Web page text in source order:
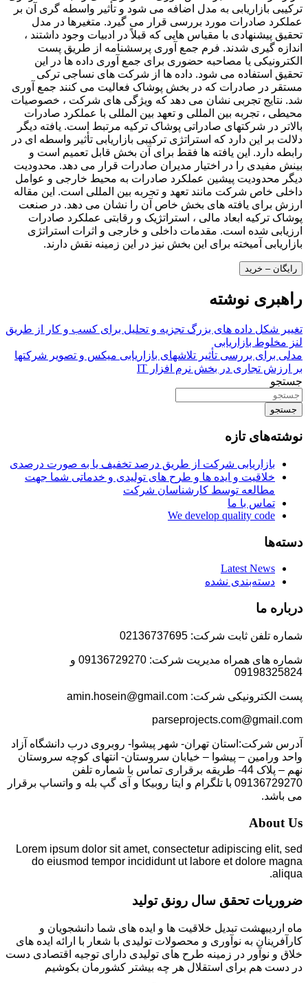
ترکیبی بازاریابی به مدل اضافه می شود و تأثیر واسطه گری آن بر
عملکرد صادرات مورد بررسی قرار می گیرد. متغیرها در مدل
تحقیق پیشنهادی با مقیاس هایی که قبلاً در ادبیات وجود داشتند ،
اندازه گیری شدند. فرم جمع آوری پرسشنامه از طریق پست
الکترونیکی یا مصاحبه حضوری برای جمع آوری داده ها در این
تحقیق استفاده می شود. داده ها از شرکت های نساجی ترکی
مستقر در صادرات که در بخش پوشاک فعالیت می کنند جمع آوری
شد. نتایج تجربی نشان می دهد که ویژگی های شرکت ، خصوصیات
محیطی ، تجربه بین المللی و تعهد بین المللی با عملکرد صادرات
بالاتر در شرکتهای صادراتی پوشاک ترکیه مرتبط است. یافته دیگر
دلالت بر این دارد که استراتژی ترکیبی بازاریابی تأثیر واسطه ای در
رابطه دارد. این یافته ها فقط برای آن بخش قابل تعمیم است و
بینش مفیدی را در اختیار مدیران صادرات قرار می دهد. محدودیت
دیگر محدودیت پیشین عملکرد صادرات به محیط خارجی و عوامل
داخلی خاص شرکت مانند تعهد و تجربه بین المللی است. این مقاله
ارزش برای یافته های بخش خاص آن را نشان می دهد. در صنعت
پوشاک ترکیه ابعاد مالی ، استراتژیک و رقابتی عملکرد صادرات
ارزیابی شده است. مقدمات داخلی و خارجی و اثرات استراتژی
بازاریابی آمیخته برای این بخش نیز در این زمینه نقش دارند.
رایگان – خرید
راهبری نوشته
تغییر شکل داده های بزرگ تجزیه و تحلیل برای کسب و کار از طریق
لنز مخلوط بازاریابی
مدلی برای بررسی تأثیر تلاشهای بازاریابی میکس و تصویر شرکتها
بر ارزش تجاری در بخش نرم افزار IT
جستجو
جستجو
نوشته‌های تازه
بازاریابی شرکت از طریق درصد تخفیف یا به صورت درصدی
خلاقیت و ایده ها و طرح های تولیدی و خدماتی شما جهت
مطالعه توسط کارشناسان شرکت
تماس با ما
We develop quality code
دسته‌ها
Latest News
دسته‌بندی نشده
درباره ما
شماره تلفن ثابت شرکت: 02136737695
شماره های همراه مدیریت شرکت: 09136729270 و
09198325824
پست الکترونیکی شرکت: amin.hosein@gmail.com
parseprojects.com@gmail.com
آدرس شرکت:استان تهران- شهر پیشوا- روبروی درب دانشگاه آزاد
واحد ورامین – پیشوا – خیابان سروستان- انتهای کوچه سروستان
نهم – پلاک 44- طریقه برقراری تماس با شماره تلفن
09136729270 با تلگرام و ایتا روبیکا و آی گپ بله و واتساپ برقرار
می باشد.
About Us
Lorem ipsum dolor sit amet, consectetur adipiscing elit, sed
do eiusmod tempor incididunt ut labore et dolore magna
aliqua.
ضروریات تحقق سال رونق تولید
ماه اردیبهشت تبدیل خلاقیت ها و ایده های شما دانشجویان و
کارآفرینان به نوآوری و محصولات تولیدی با شعار با ارائه ایده های
خلاق و نوآور در زمینه طرح های تولیدی دارای توجیه اقتصادی دست
در دست هم برای استقلال هر چه بیشتر کشورمان بکوشیم